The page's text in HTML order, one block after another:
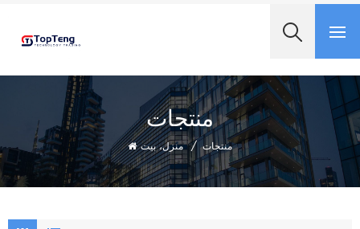
منتجات
منزل، بيت / منتجات